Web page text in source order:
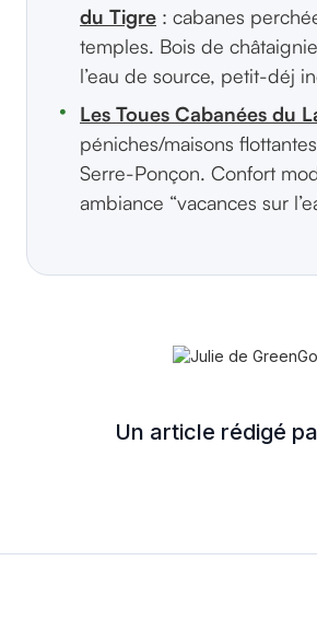
du Tigre : cabanes
temples. Bois de
l’eau de source, petit-déj
Les Toues Cabanées du
péniches/maisons
Serre-Ponçon. Confort
ambiance “vacances sur
Un article rédigé